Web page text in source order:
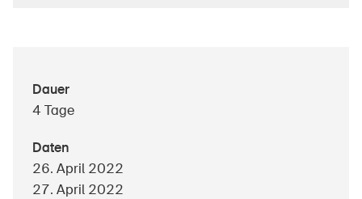
Über die BFU
Medien
Politik
Sinus Plus
Dauer
4 Tage
Daten
26. April 2022
27. April 2022